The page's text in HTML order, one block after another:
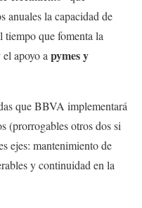
anuales la capacidad de
tiempo que fomenta la
apoyo a pymes y
que BBVA implementará
(prorrogables otros dos si
ejes: mantenimiento de
y continuidad en la